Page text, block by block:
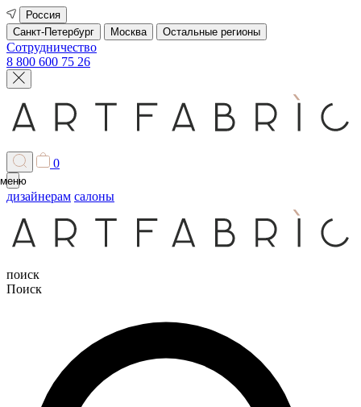
Россия
Санкт-Петербург
Москва Остальные регионы
Сотрудничество
8 800 600 75 26
0
меню
дизайнерам салоны
поиск
Поиск